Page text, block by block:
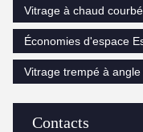
Contacts
Vitrage à chaud
Économies d'espace
Vitrage trempé à